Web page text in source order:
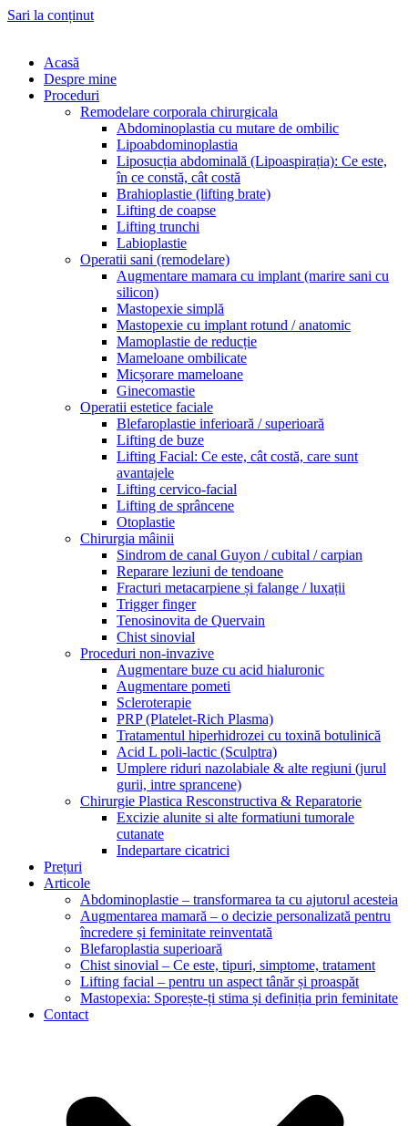
Sari la conținut
Acasă
Despre mine
Proceduri
Remodelare corporala chirurgicala
Abdominoplastia cu mutare de ombilic
Lipoabdominoplastia
Liposucția abdominală (Lipoaspirația): Ce este,
în ce constă, cât costă
Brahioplastie (lifting brate)
Lifting de coapse
Lifting trunchi
Labioplastie
Operatii sani (remodelare)
Augmentare mamara cu implant (marire sani cu
silicon)
Mastopexie simplă
Mastopexie cu implant rotund / anatomic
Mamoplastie de reducție
Mameloane ombilicate
Micșorare mameloane
Ginecomastie
Operatii estetice faciale
Blefaroplastie inferioară / superioară
Lifting de buze
Lifting Facial: Ce este, cât costă, care sunt
avantajele
Lifting cervico-facial
Lifting de sprâncene
Otoplastie
Chirurgia mâinii
Sindrom de canal Guyon / cubital / carpian
Reparare leziuni de tendoane
Fracturi metacarpiene și falange / luxații
Trigger finger
Tenosinovita de Quervain
Chist sinovial
Proceduri non-invazive
Augmentare buze cu acid hialuronic
Augmentare pometi
Scleroterapie
PRP (Platelet-Rich Plasma)
Tratamentul hiperhidrozei cu toxină botulinică
Acid L poli-lactic (Sculptra)
Umplere riduri nazolabiale & alte regiuni (jurul
gurii, intre sprancene)
Chirurgie Plastica Resconstructiva & Reparatorie
Excizie alunite si alte formatiuni tumorale
cutanate
Indepartare cicatrici
Prețuri
Articole
Abdominoplastie – transformarea ta cu ajutorul acesteia
Augmentarea mamară – o decizie personalizată pentru
încredere și feminitate reinventată
Blefaroplastia superioară
Chist sinovial – Ce este, tipuri, simptome, tratament
Lifting facial – pentru un aspect tânăr și proaspăt
Mastopexia: Sporește-ți stima și definiția prin feminitate
Contact